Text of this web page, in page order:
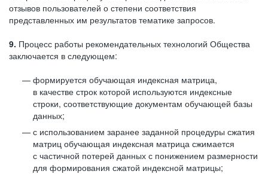
отзывов пользователей о степени соответствия
представленных им результатов тематике запросов.
9. Процесс работы рекомендательных технологий Общества
заключается в следующем:
формируется обучающая индексная матрица,
в качестве строк которой используются индексные
строки, соответствующие документам обучающей базы
данных;
с использованием заранее заданной процедуры сжатия
матриц обучающая индексная матрица сжимается
с частичной потерей данных с понижением размерности
для формирования сжатой индексной матрицы;